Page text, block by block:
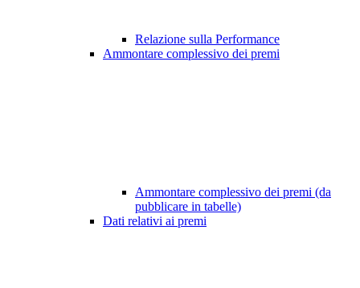
Relazione sulla Performance
Ammontare complessivo dei premi
Ammontare complessivo dei premi (da
pubblicare in tabelle)
Dati relativi ai premi